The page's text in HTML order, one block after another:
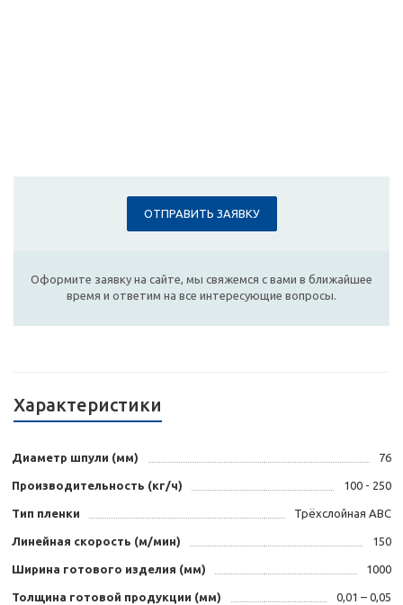
ОТПРАВИТЬ ЗАЯВКУ
Оформите заявку на сайте, мы свяжемся с вами в ближайшее
время и ответим на все интересующие вопросы.
Характеристики
Диаметр шпули (мм) 76
Производительность (кг/ч) 100 - 250
Тип пленки Трёхслойная ABC
Линейная скорость (м/мин) 150
Ширина готового изделия (мм) 1000
Толщина готовой продукции (мм) 0,01 – 0,05